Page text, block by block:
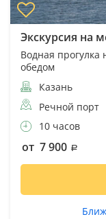
Экскурсия на
Водная прогулка
обедом
Казань
Речной порт
10 часов
от 7 900